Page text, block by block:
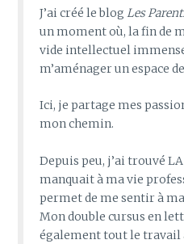
J’ai créé le blogLes
un moment où, la fin de
vide intellectuel
m’aménager un espace
Ici, je partage mes
mon chemin.
Depuis peu, j’ai trouvé
manquait à ma vie
permet de me sentir à
Mon double cursus en
également tout le travail